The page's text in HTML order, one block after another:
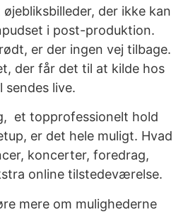
der ikke kan
i post-produktion.
er der ingen vej tilbage.
der får det til at kilde hos
sendes live.
et topprofessionelt hold
er det hele muligt. Hvad
koncerter, foredrag,
online tilstedeværelse.
mere om mulighederne